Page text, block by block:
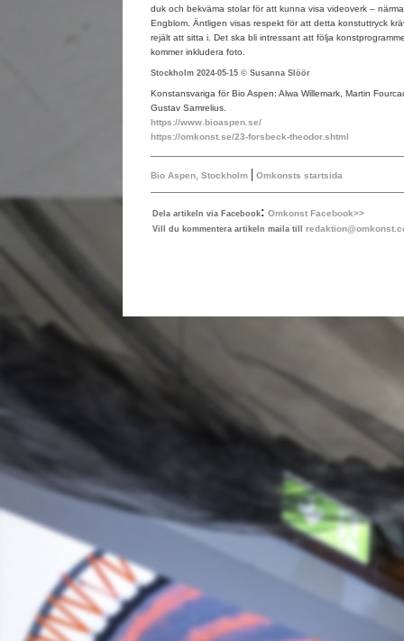
duk och bekväma stolar för att kunna visa videoverk –
Engblom. Äntligen visas respekt för att detta konstuttryck
rejält att sitta i. Det ska bli intressant att följa
kommer inkludera foto.
Stockholm 2024-05-15 © Susanna Slöör
Konstansvariga för Bio Aspen: Alwa Willemark, Martin
Gustav Samrelius.
https://www.bioaspen.se/
https://omkonst.se/23-forsbeck-theodor.shtml
Bio Aspen, Stockholm | Omkonsts startsida
Dela artikeln via Facebook: Omkonst Facebook>>
Vill du kommentera artikeln maila till